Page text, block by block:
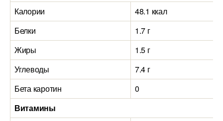
Калории
48.1 ккал
Белки
1.7 г
Жиры
1.5 г
Углеводы
7.4 г
Бета каротин
0
Витамины